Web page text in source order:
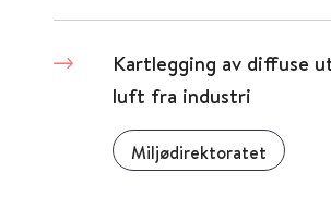
Kartlegging av diffuse
luft fra industri
Miljødirektoratet